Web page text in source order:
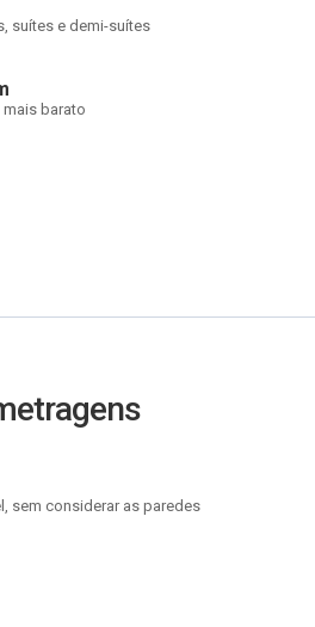
suítes e demi-suítes
barato
sem considerar as paredes